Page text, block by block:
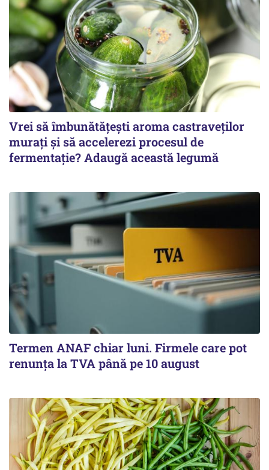
Vrei să îmbunătățești aroma castraveților
murați și să accelerezi procesul de
fermentație? Adaugă această legumă
Termen ANAF chiar luni. Firmele care pot
renunța la TVA până pe 10 august